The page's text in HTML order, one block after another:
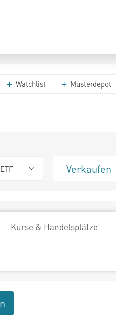
Watchlist Musterdepot
Verkaufen
Kurse & Handelsplätze